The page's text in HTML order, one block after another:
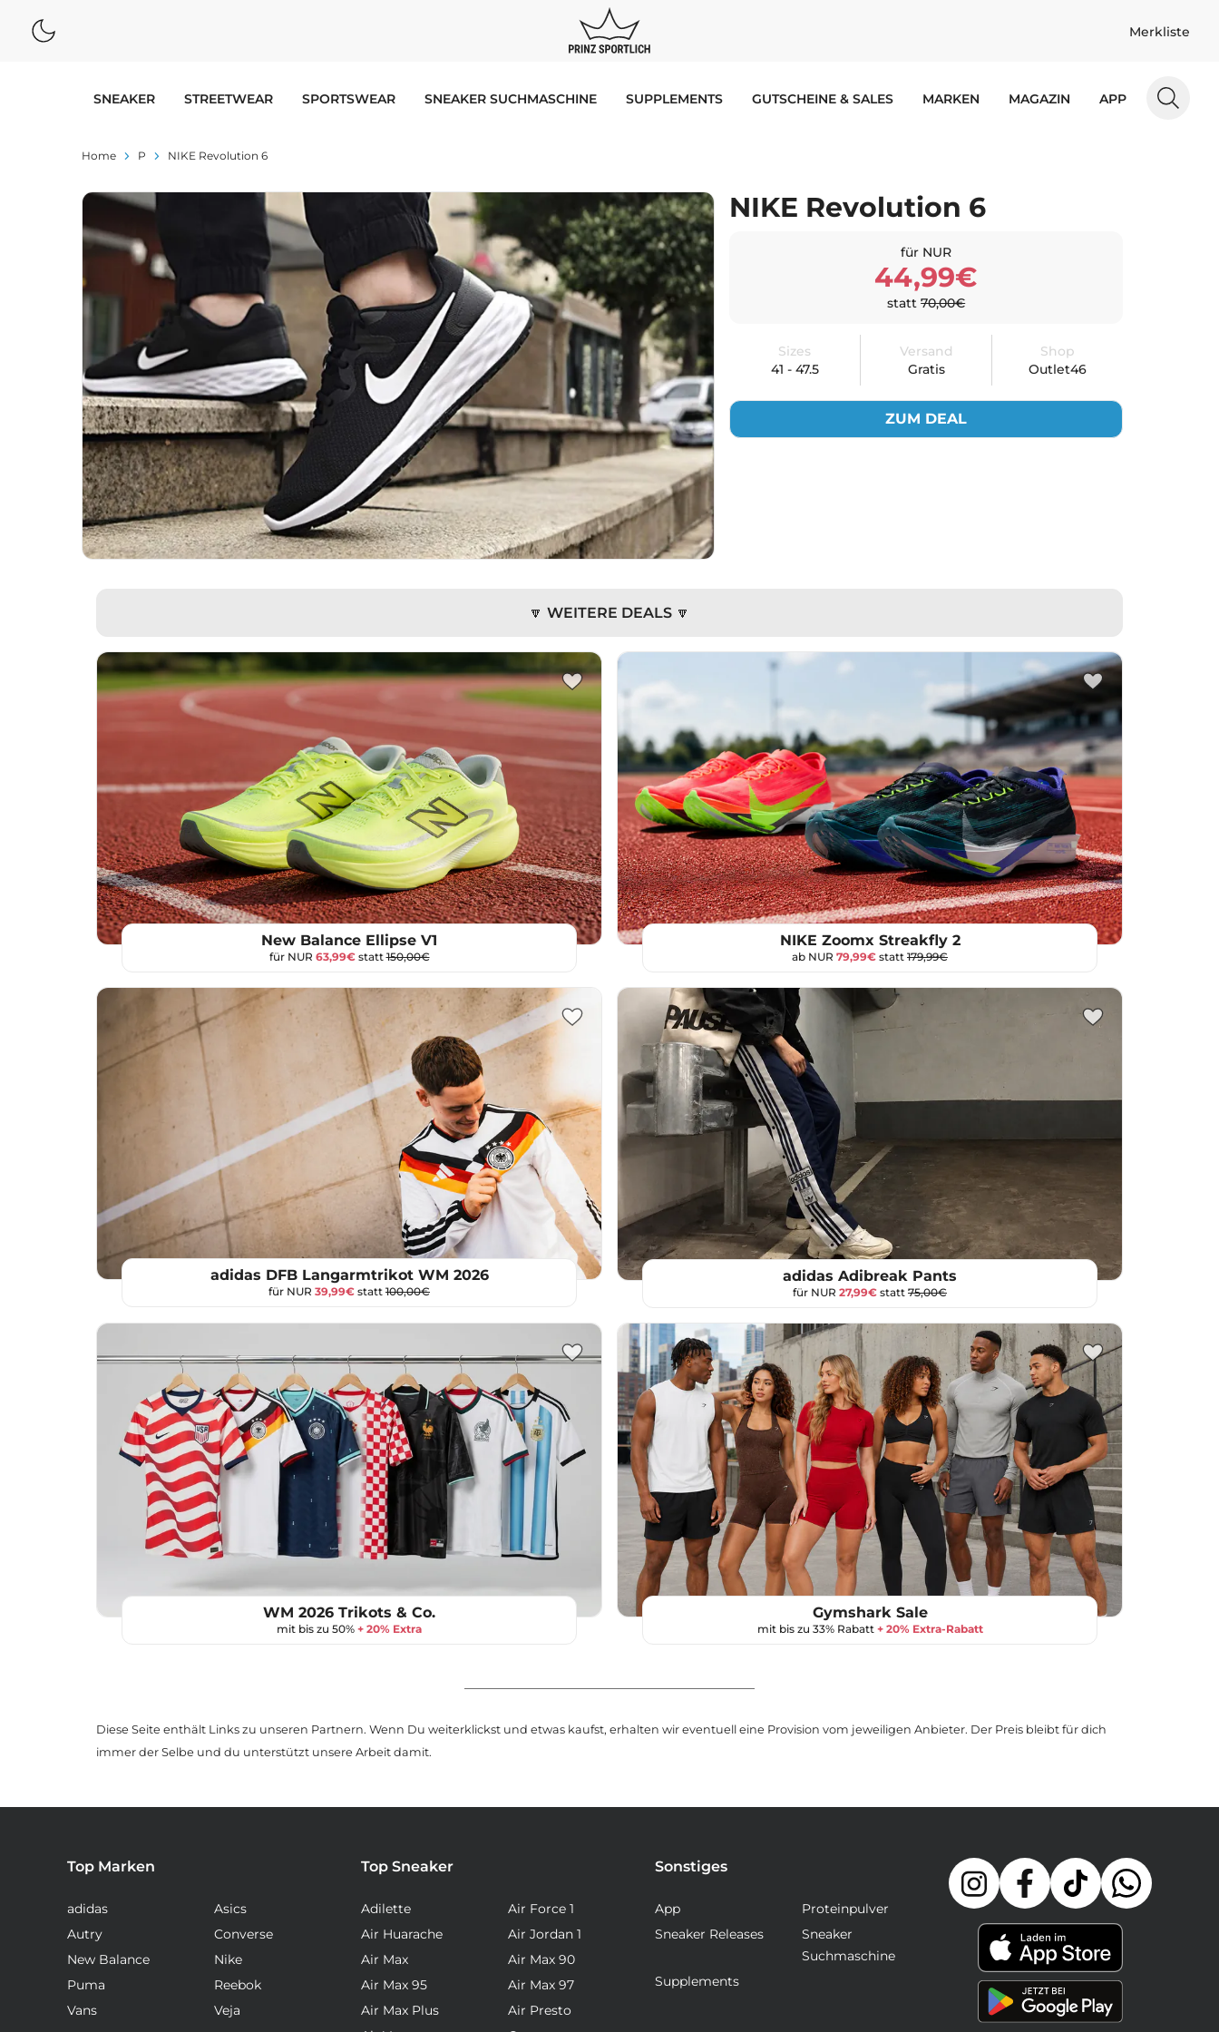
Merkliste
SNEAKER STREETWEAR SPORTSWEAR SNEAKER SUCHMASCHINE SUPPLEMENTS GUTSCHEINE & SALES MARKEN MAGAZIN APP
Home P NIKE Revolution 6
NIKE Revolution 6
für NUR
44,99€
statt70,00€
Sizes
41 - 47.5
Versand
Gratis
Shop
Outlet46
ZUM DEAL
🔽 WEITERE DEALS 🔽
New Balance Ellipse V1
für NUR 63,99€statt150,00€
NIKE Zoomx Streakfly 2
ab NUR 79,99€ statt 179,99€
adidas DFB Langarmtrikot WM 2026
für NUR 39,99€ statt 100,00€
adidas Adibreak Pants
für NUR 27,99€ statt 75,00€
WM 2026 Trikots & Co.
mit bis zu 50% + 20% Extra
Gymshark Sale
mit bis zu 33% Rabatt + 20% Extra-Rabatt
Diese Seite enthält Links zu unseren Partnern. Wenn Du weiterklickst und etwas kaufst, erhalten wir eventuell eine Provision vom jeweiligen Anbieter. Der Preis bleibt für dich
immer der Selbe und du unterstützt unsere Arbeit damit.
Top Marken
adidas
Asics
Autry
Converse
New Balance
Nike
Puma
Reebok
Vans
Veja
Top Sneaker
Adilette
Air Force 1
Air Huarache
Air Jordan 1
Air Max
Air Max 90
Air Max 95
Air Max 97
Air Max Plus
Air Presto
Sonstiges
App
Proteinpulver
Sneaker Releases
Sneaker
Suchmaschine
Supplements